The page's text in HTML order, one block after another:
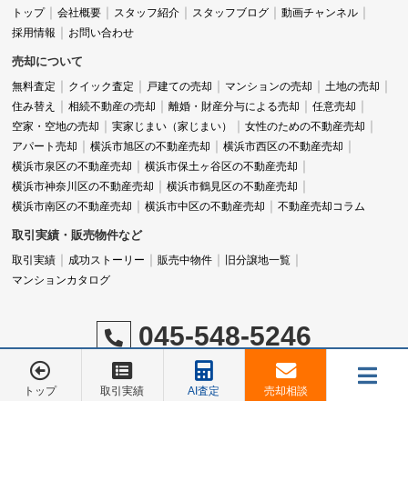
トップ 会社概要 スタッフ紹介 スタッフブログ
動画チャンネル
採用情報
お問い合わせ
売却について
無料査定 クイック査定 戸建ての売却 マンションの売却
土地の売却
住み替え
相続不動産の売却 離婚・財産分与による売却
任意売却
空家・空地の売却
実家じまい（家じまい）
女性のための不動産売却
アパート売却
横浜市旭区の不動産売却
横浜市西区の不動産売却
横浜市泉区の不動産売却
横浜市保土ヶ谷区の不動産売却
横浜市神奈川区の不動産売却
横浜市鶴見区の不動産売却
横浜市南区の不動産売却
横浜市中区の不動産売却 不動産売却コラム
取引実績・販売物件など
取引実績 成功ストーリー 販売中物件
旧分譲地一覧
マンションカタログ
045-548-5246
営業時間：9:00～18:00
定休日：水曜日
トップ 取引実績 AI査定
売却相談